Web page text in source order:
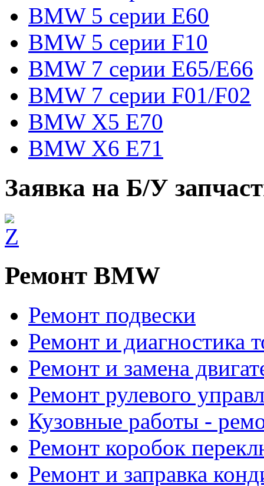
BMW 5 серии E60
BMW 5 серии F10
BMW 7 серии E65/E66
BMW 7 серии F01/F02
BMW X5 E70
BMW X6 E71
Заявка на Б/У
Ремонт BMW
Ремонт подвески
Ремонт и диагностика
Ремонт и замена
Ремонт рулевого
Кузовные работы -
Ремонт коробок
Ремонт и заправка